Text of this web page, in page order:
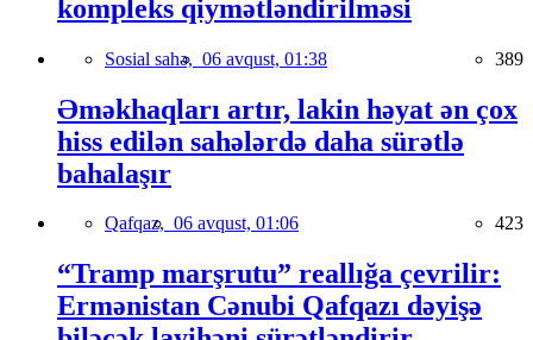
kompleks qiymətləndirilməsi
Sosial sahə, 06 avqust, 01:38 389
Əməkhaqları artır, lakin həyat ən çox
hiss edilən sahələrdə daha sürətlə
bahalaşır
Qafqaz, 06 avqust, 01:06 423
“Tramp marşrutu” reallığa çevrilir:
Ermənistan Cənubi Qafqazı dəyişə